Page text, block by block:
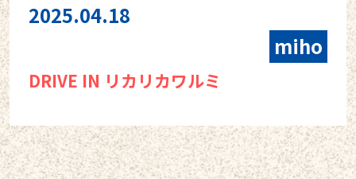
2025.04.18
miho
DRIVE IN リカリカワルミ